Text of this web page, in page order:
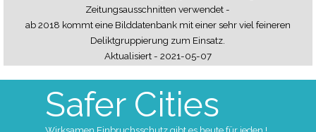
Zeitungsausschnitten verwendet -
ab 2018 kommt eine Bilddatenbank mit einer sehr viel feineren
Deliktgruppierung zum Einsatz.
Aktualisiert - 2021-05-07
Safer Cities